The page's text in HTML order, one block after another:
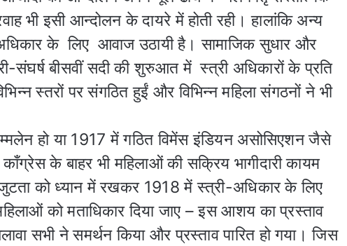
भी इसी आन्दोलन के दायरे में होती रही। हालांकि अन्य
के लिए आवाज उठायी है। सामाजिक सुधार और
संघर्ष बीसवीं सदी की शुरुआत में स्त्री अधिकारों के प्रति
स्तरों पर संगठित हुईं और विभिन्न महिला संगठनों ने भी
हो या 1917 में गठित विमेंस इंडियन असोसिएशन जैसे
के बाहर भी महिलाओं की सक्रिय भागीदारी कायम
को ध्यान में रखकर 1918 में स्त्री-अधिकार के लिए
को मताधिकार दिया जाए – इस आशय का प्रस्ताव
सभी ने समर्थन किया और प्रस्ताव पारित हो गया। जिस